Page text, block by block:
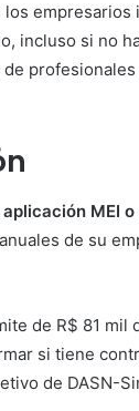
incluso si no
MEI
de su
de R$ 81 mil
si tiene
de DASN-